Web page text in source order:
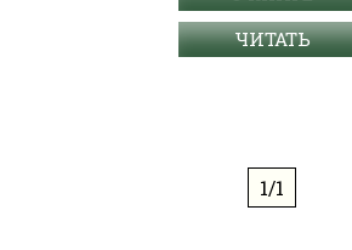
ЧИТАТЬ
1/1